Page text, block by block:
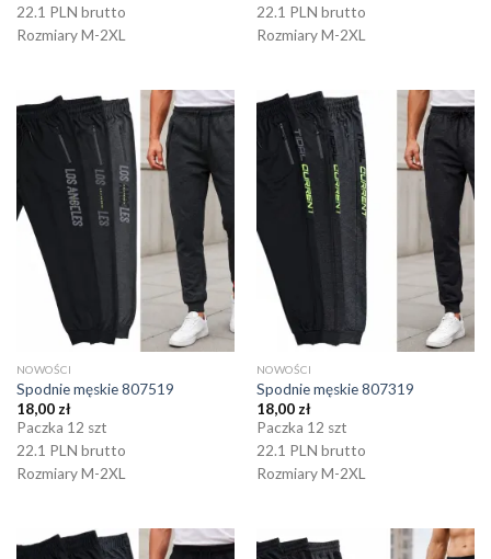
22.1 PLN brutto
Rozmiary M-2XL
22.1 PLN brutto
Rozmiary M-2XL
NOWOŚCI
Spodnie męskie 807519
18,00 zł
Paczka 12 szt
22.1 PLN brutto
Rozmiary M-2XL
NOWOŚCI
Spodnie męskie 807319
18,00 zł
Paczka 12 szt
22.1 PLN brutto
Rozmiary M-2XL